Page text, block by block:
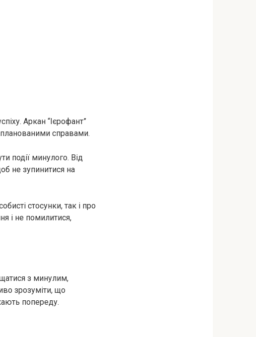
Аркан “Ієрофант”
справами.
події минулого. Від
не зупинитися на
стосунки, так і про
і не помилитися,
з минулим,
зрозуміти, що
попереду.